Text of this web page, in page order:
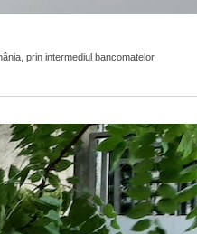
prin intermediul bancomatelor